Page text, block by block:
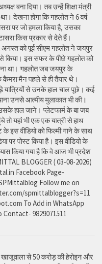
बना दिया। तब उन्हें शिक्षा मंत्री
देखना होगा कि गहलोत ने 6 वर्ष
पर जो हमला किया है, उसका
किस प्रकार से देते हैं।
अगस्त को पूर्व सीएम गहलोत ने जयपुर
किया। इस सफर के पीछे गहलोत को
था। गहलोत जब जयपुर के
कैमरा मैन पहले से ही तैयार थे।
यात्रियों से उनके हाल चाल पूछे। कई
उनसे आत्मीय मुलाकात भी की।
हाल जाने। प्लेटफार्म के बा जब
यहां भी एक एक यात्री से हाथ
के इस वीडियो को फिल्मी गाने के साथ
पर पोस्ट किया है। इस वीडियो के
किया गया है कि वे आज भी प्रदेश
BLOGGER ( 03-08-2026)
Facebook Page-
Follow me on
spmittalblogger?s=11
To Add in WhatsApp
Contact- 9829071511
खाजूवाला से 50 करोड़ की हेरोइन और